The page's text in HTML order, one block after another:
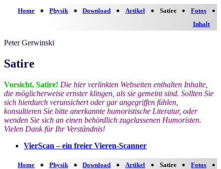
Home Physik Download Artikel Satire
Fotos
Inhalt
Peter Gerwinski
Satire
Vorsicht, Satire! Die hier verlinkten Webseiten enthalten Inhalte,
die möglicherweise ernster klingen, als sie gemeint sind. Sollten Sie
sich hierdurch verunsichert oder gar angegriffen fühlen,
konsultieren Sie bitte anerkannte humoristische Literatur, oder
wenden Sie sich an einen behördlich zugelassenen Humoristen.
Vielen Dank für Ihr Verständnis!
VierScan – ein freier Vieren-Scanner
Home Physik Download Artikel Satire
Fotos